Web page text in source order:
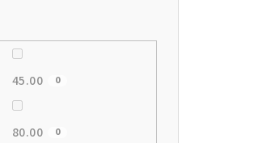
45.00 0
80.00 0